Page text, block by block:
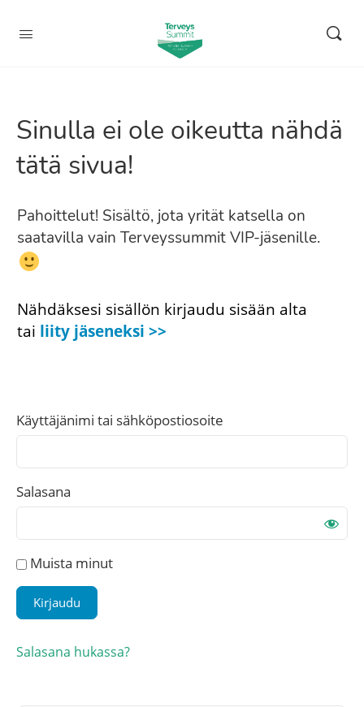
Sinulla ei ole oikeutta nähdä
tätä sivua!
Pahoittelut! Sisältö, jota yrität katsella on
saatavilla vain Terveyssummit VIP-jäsenille.
Nähdäksesi sisällön kirjaudu sisään alta
tai liity jäseneksi >>
Käyttäjänimi tai sähköpostiosoite
Salasana
Muista minut
Salasana hukassa?